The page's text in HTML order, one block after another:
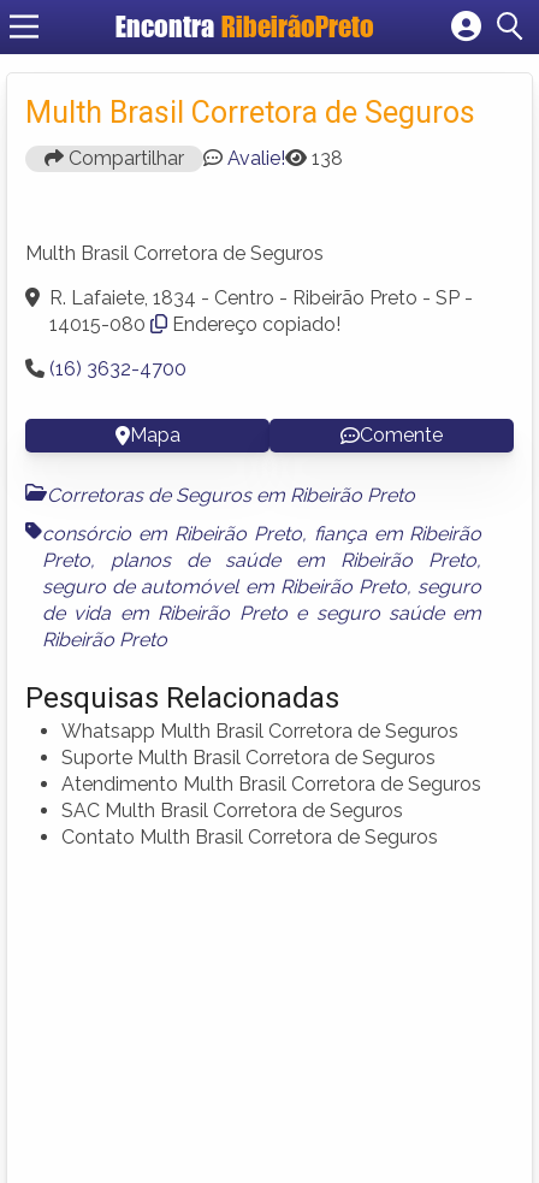
Encontra RibeirãoPreto
Cadastrar empresa
Criar conta
Multh Brasil Corretora de Seguros
Compartilhar Avalie! 138
Multh Brasil Corretora de Seguros
R. Lafaiete, 1834 - Centro - Ribeirão Preto - SP -
14015-080
Endereço copiado!
(16) 3632-4700
Mapa Comente
Corretoras de Seguros em Ribeirão Preto
consórcio em Ribeirão Preto, fiança em Ribeirão
Preto, planos de saúde em Ribeirão Preto,
seguro de automóvel em Ribeirão Preto, seguro
de vida em Ribeirão Pretoe seguro saúde em
Ribeirão Preto
Pesquisas Relacionadas
Whatsapp Multh Brasil Corretora de Seguros
Suporte Multh Brasil Corretora de Seguros
Atendimento Multh Brasil Corretora de Seguros
SAC Multh Brasil Corretora de Seguros
Contato Multh Brasil Corretora de Seguros